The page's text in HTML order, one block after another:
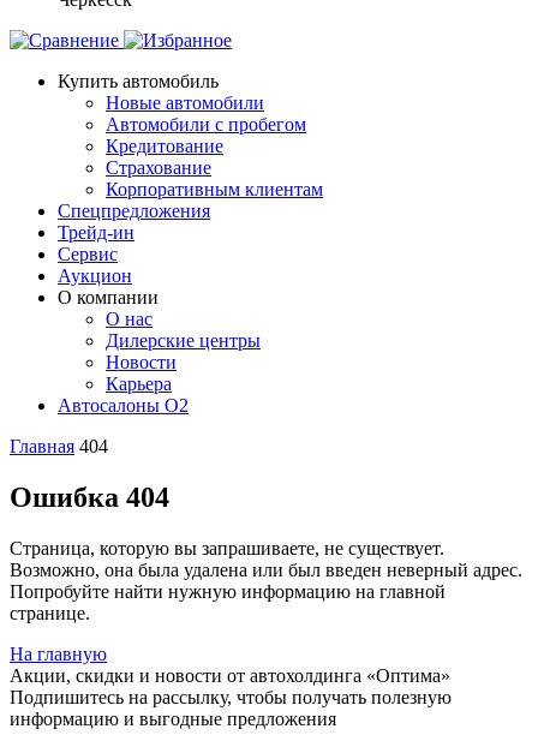
Купить автомобиль
Новые автомобили
Автомобили с пробегом
Кредитование
Страхование
Корпоративным клиентам
Спецпредложения
Трейд-ин
Сервис
Аукцион
О компании
О нас
Дилерские центры
Новости
Карьера
Автосалоны O2
Главная 404
Ошибка 404
Страница, которую вы запрашиваете, не существует.
Возможно, она была удалена или был введен неверный адрес.
Попробуйте найти нужную информацию на главной
странице.
На главную
Акции, скидки и новости от автохолдинга «Оптима»
Подпишитесь на рассылку, чтобы получать полезную
информацию и выгодные предложения